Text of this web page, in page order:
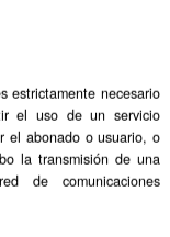
estrictamente necesario
el uso de un servicio
el abonado o usuario, o
la transmisión de una
de comunicaciones